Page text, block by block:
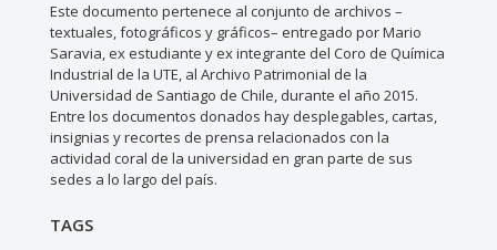
Este documento pertenece al conjunto de archivos –
textuales, fotográficos y gráficos– entregado por Mario
Saravia, ex estudiante y ex integrante del Coro de Química
Industrial de la UTE, al Archivo Patrimonial de la
Universidad de Santiago de Chile, durante el año 2015.
Entre los documentos donados hay desplegables, cartas,
insignias y recortes de prensa relacionados con la
actividad coral de la universidad en gran parte de sus
sedes a lo largo del país.
TAGS